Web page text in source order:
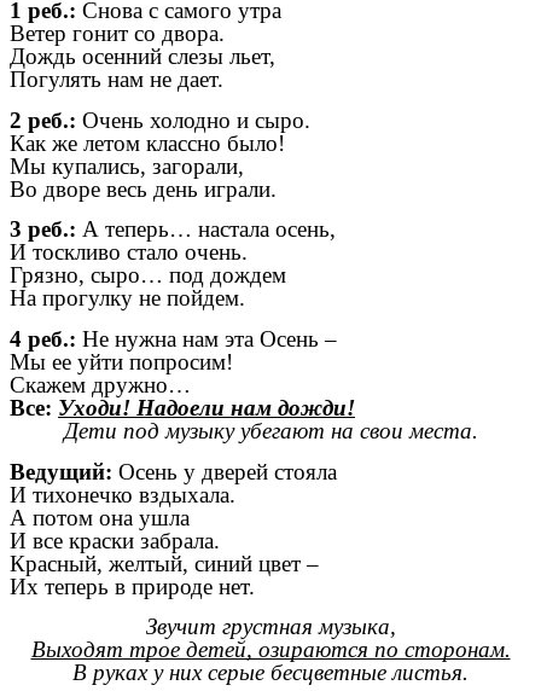
1 реб.: Снова с самого утра
Ветер гонит со двора.
Дождь осенний слезы льет,
Погулять нам не дает.
2 реб.: Очень холодно и сыро.
Как же летом классно было!
Мы купались, загорали,
Во дворе весь день играли.
3 реб.: А теперь… настала осень,
И тоскливо стало очень.
Грязно, сыро… под дождем
На прогулку не пойдем.
4 реб.: Не нужна нам эта Осень –
Мы ее уйти попросим!
Скажем дружно…
Все: Уходи! Надоели нам дожди!
Дети под музыку убегают на свои места.
Ведущий: Осень у дверей стояла
И тихонечко вздыхала.
А потом она ушла
И все краски забрала.
Красный, желтый, синий цвет –
Их теперь в природе нет.
Звучит грустная музыка,
Выходят трое детей, озираются по сторонам.
В руках у них серые бесцветные листья.